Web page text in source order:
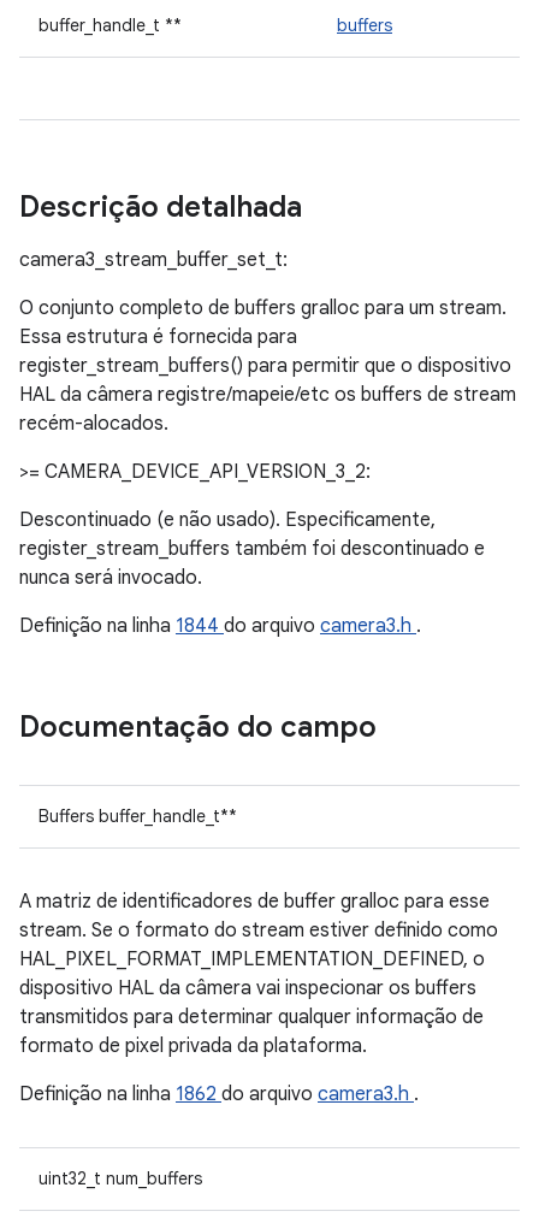
buffer_handle_t ** buffers
Descrição detalhada
camera3_stream_buffer_set_t:
O conjunto completo de buffers gralloc para um stream.
Essa estrutura é fornecida para
register_stream_buffers() para permitir que o dispositivo
HAL da câmera registre/mapeie/etc os buffers de stream
recém-alocados.
>= CAMERA_DEVICE_API_VERSION_3_2:
Descontinuado (e não usado). Especificamente,
register_stream_buffers também foi descontinuado e
nunca será invocado.
Definição na linha 1844 do arquivo camera3.h .
Documentação do campo
Buffers buffer_handle_t**
A matriz de identificadores de buffer gralloc para esse
stream. Se o formato do stream estiver definido como
HAL_PIXEL_FORMAT_IMPLEMENTATION_DEFINED, o
dispositivo HAL da câmera vai inspecionar os buffers
transmitidos para determinar qualquer informação de
formato de pixel privada da plataforma.
Definição na linha 1862 do arquivo camera3.h .
uint32_t num_buffers